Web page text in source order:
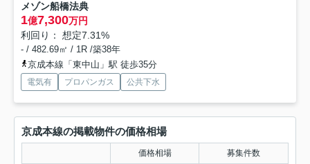
メゾン船橋法典
1億7,300万円
利回り： 想定7.31%
- / 482.69㎡ / 1R /築38年
京成本線「東中山」駅 徒歩35分
電気有 プロパンガス 公共下水
京成本線の掲載物件の価格相場
価格相場 募集件数